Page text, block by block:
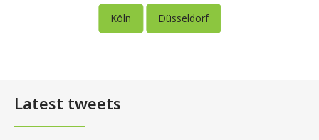
Köln Düsseldorf
Latest tweets